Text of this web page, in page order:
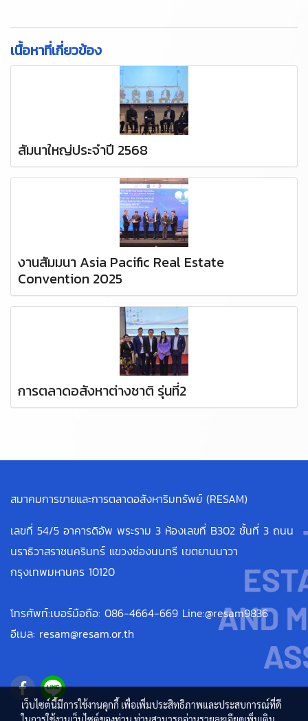
เนื้อหาที่เกี่ยวข้อง
สัมนาใหญ่ประจำปี 2568
งานสัมมนา Asia Pacific Real Estate
Convention 2025
การตลาดอสังหาต่างชาติ รุ่นที่2
สมาคมการขายและการตลาดอสังหาริมทรัพย์ (RESAM)
เลขที่ 54/5 อาคารดิอัพ พระราม 3 ห้องเลขที่ B302 ชั้นที่ 3 ถนน
นราธิวาสราชนครินทร์ แขวงช่องนนทรี เขตยานนาวา
กรุงเทพมหานคร 10120
โทรศัพท์:เบอร์มือถือ: 086-4664-669 Line:@resam9836
อีเมล: resam@resam.or.th
เว็บไซต์นี้มีการใช้งานคุกกี้ เพื่อเพิ่มประสิทธิภาพและประสบการณ์ที่ดี